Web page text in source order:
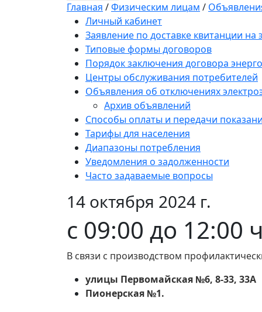
Главная /Физическим лицам /
Личный кабинет
Заявление по доставке квитанции на
Типовые формы договоров
Порядок заключения договора
Центры обслуживания потребителей
Объявления об отключениях
Архив объявлений
Способы оплаты и передачи
Тарифы для населения
Диапазоны потребления
Уведомления о задолженности
Часто задаваемые вопросы
14 октября 2024 г.
с 09:00 до 12:00
В связи с производством
улицы Первомайская №6, 8-33, 33А
Пионерская №1.